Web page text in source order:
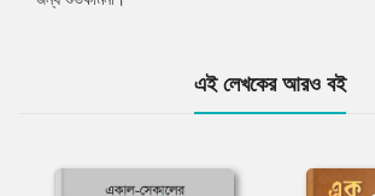
এই লেখকের আরও বই